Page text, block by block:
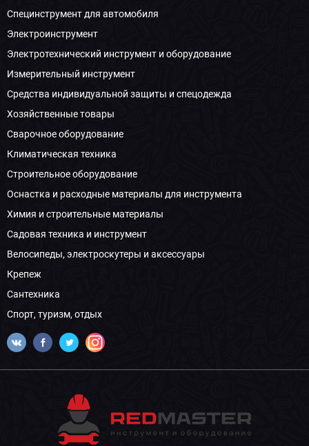
Специнструмент для автомобиля
Электроинструмент
Электротехнический инструмент и оборудование
Измерительный инструмент
Средства индивидуальной защиты и спецодежда
Хозяйственные товары
Сварочное оборудование
Климатическая техника
Строительное оборудование
Оснастка и расходные материалы для инструмента
Химия и строительные материалы
Садовая техника и инструмент
Велосипеды, электроскутеры и аксессуары
Крепеж
Сантехника
Спорт, туризм, отдых